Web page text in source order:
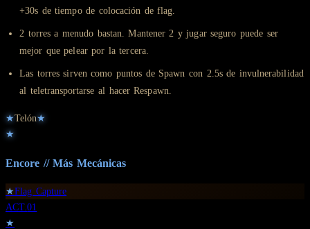
+30s de tiempo de colocación de flag.
2 torres a menudo bastan. Mantener 2 y jugar seguro puede ser
mejor que pelear por la tercera.
Las torres sirven como puntos de Spawn con 2.5s de invulnerabilidad
al teletransportarse al hacer Respawn.
★Telón★
★
Encore // Más Mecánicas
★Flag Capture
ACT.01
★